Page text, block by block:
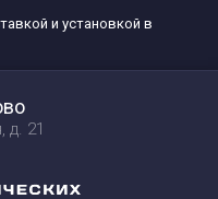
и установкой в
д. 21